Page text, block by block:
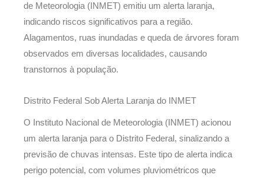
de Meteorologia (INMET) emitiu um alerta laranja,
indicando riscos significativos para a região.
Alagamentos, ruas inundadas e queda de árvores foram
observados em diversas localidades, causando
transtornos à população.
Distrito Federal Sob Alerta Laranja do INMET
O Instituto Nacional de Meteorologia (INMET) acionou
um alerta laranja para o Distrito Federal, sinalizando a
previsão de chuvas intensas. Este tipo de alerta indica
perigo potencial, com volumes pluviométricos que